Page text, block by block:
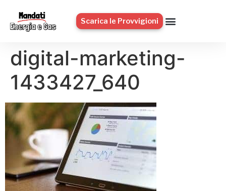
Scarica le Provvigioni
digital-marketing-
1433427_640